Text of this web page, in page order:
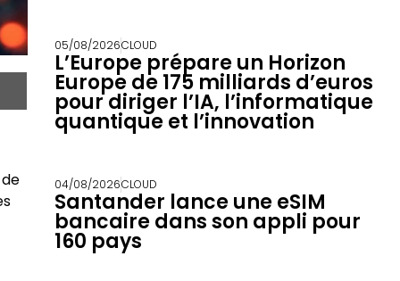
05/08/2026CLOUD
L’Europe prépare un Horizon
Europe de 175 milliards d’euros
pour diriger l’IA, l’informatique
quantique et l’innovation
04/08/2026CLOUD
Santander lance une eSIM
bancaire dans son appli pour
160 pays